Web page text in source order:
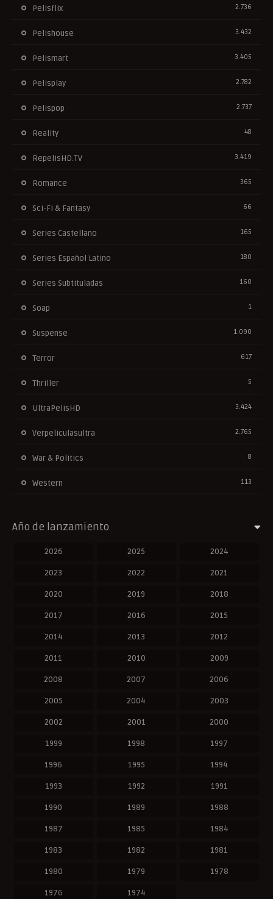
Pelisflix 2.736
Pelishouse 3.432
Pelismart 3.405
Pelisplay 2.782
Pelispop 2.737
Reality 48
RepelisHD.TV 3.419
Romance 365
Sci-Fi & Fantasy 66
Series Castellano 165
Series Español Latino 180
Series Subtituladas 160
Soap 1
Suspense 1.090
Terror 617
Thriller 5
UltraPelisHD 3.424
Verpeliculasultra 2.765
War & Politics 8
Western 113
Año de lanzamiento
2026 2025 2024
2023 2022 2021
2020 2019 2018
2017 2016 2015
2014 2013 2012
2011 2010 2009
2008 2007 2006
2005 2004 2003
2002 2001 2000
1999 1998 1997
1996 1995 1994
1993 1992 1991
1990 1989 1988
1987 1985 1984
1983 1982 1981
1980 1979 1978
1976 1974